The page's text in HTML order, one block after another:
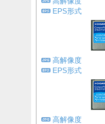
EPS形式
高解像度
EPS形式
高解像度